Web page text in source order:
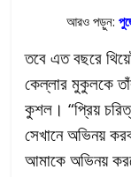
আরও পড়ুন:
তবে এত বছরে
কেল্লার মুকুলকে
কুশল। “প্রিয়
সেখানে অভিনয়
আমাকে অভিনয়